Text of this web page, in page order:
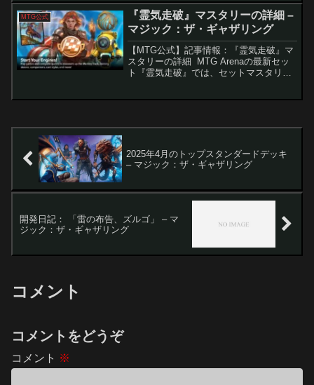
われる予定です。この記事では、各種イ
ベントの概要と...
MTG公式
『霊気走破』マスタリーの詳細 –
マジック：ザ・ギャザリング
【MTG公式】記事情報：『霊気走破』マ
スタリーの詳細 MTG Arenaの最新セッ
ト『霊気走破』では、セットマスタリー
2025年4月のトップスタンダードデッキ
– マジック：ザ・ギャザリング
開発日記： 「雷の布告、ズルゴ」 – マ
ジック：ザ・ギャザリング
コメント
コメントをどうぞ
コメント ※